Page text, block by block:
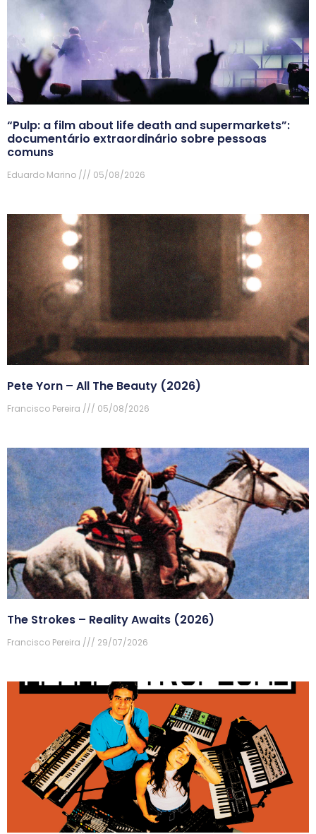
“Pulp: a film about life death and supermarkets”:
documentário extraordinário sobre pessoas
comuns
Eduardo Marino 05/08/2026
Pete Yorn – All The Beauty (2026)
Francisco Pereira 05/08/2026
The Strokes – Reality Awaits (2026)
Francisco Pereira 29/07/2026